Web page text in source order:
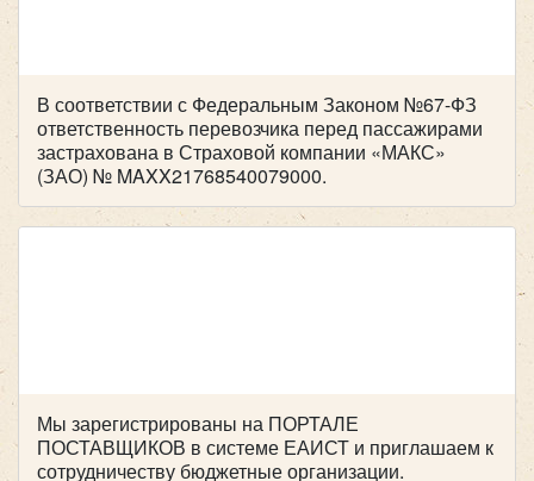
В соответствии с Федеральным Законом №67-ФЗ
ответственность перевозчика перед пассажирами
застрахована в Страховой компании «МАКС»
(ЗАО) № MAXX21768540079000.
Мы зарегистрированы на ПОРТАЛЕ
ПОСТАВЩИКОВ в системе ЕАИСТ и приглашаем к
сотрудничеству бюджетные организации.
Какие поездки можно
организовать на
корпоративном
Основные виды корпоративных перевозок:
✔ Офисные трансферы– ежедневная доставка
Цена от:1600 руб/час